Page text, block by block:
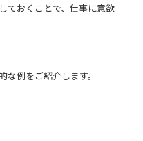
ておくことで、仕事に意欲
例をご紹介します。